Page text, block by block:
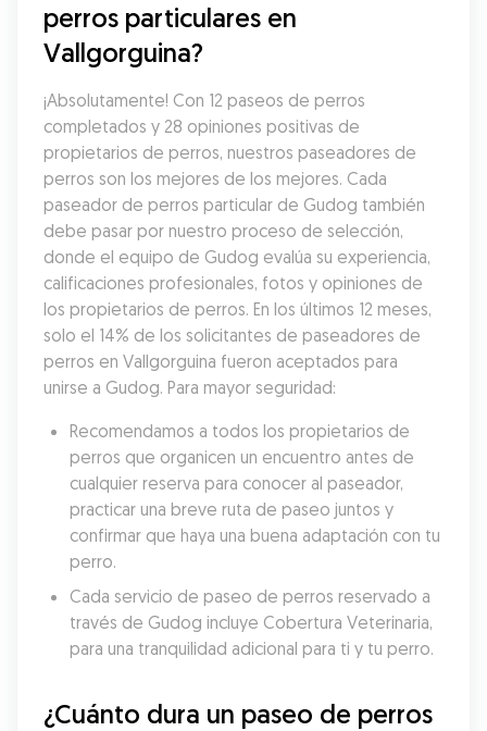
perros particulares en
Vallgorguina?
¡Absolutamente! Con 12 paseos de perros
completados y 28 opiniones positivas de
propietarios de perros, nuestros paseadores de
perros son los mejores de los mejores. Cada
paseador de perros particular de Gudog también
debe pasar por nuestro proceso de selección,
donde el equipo de Gudog evalúa su experiencia,
calificaciones profesionales, fotos y opiniones de
los propietarios de perros. En los últimos 12 meses,
solo el 14% de los solicitantes de paseadores de
perros en Vallgorguina fueron aceptados para
unirse a Gudog. Para mayor seguridad:
Recomendamos a todos los propietarios de
perros que organicen un encuentro antes de
cualquier reserva para conocer al paseador,
practicar una breve ruta de paseo juntos y
confirmar que haya una buena adaptación con tu
perro.
Cada servicio de paseo de perros reservado a
través de Gudog incluye Cobertura Veterinaria,
para una tranquilidad adicional para ti y tu perro.
¿Cuánto dura un paseo de perros